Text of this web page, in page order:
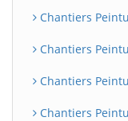
Chantiers
Chantiers
Chantiers
Chantiers